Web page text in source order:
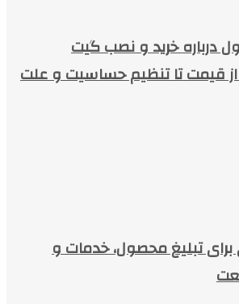
درباره خرید و نصب گیت
قیمت تا تنظیم حساسیت و علت
تبلیغ محصول، خدمات و